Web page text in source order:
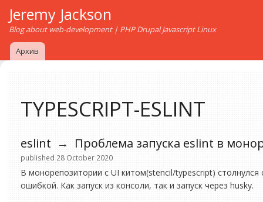
Jeremy Jackson
Blog about web-development | PHP Drupal Javascript Linux
Архив
TYPESCRIPT-ESLINT
eslint→Проблема запуска eslint в
published 28 October 2020
В монорепозитории с UI китом(stencil/typescript)
ошибкой. Как запуск из консоли, так и запуск через husky.